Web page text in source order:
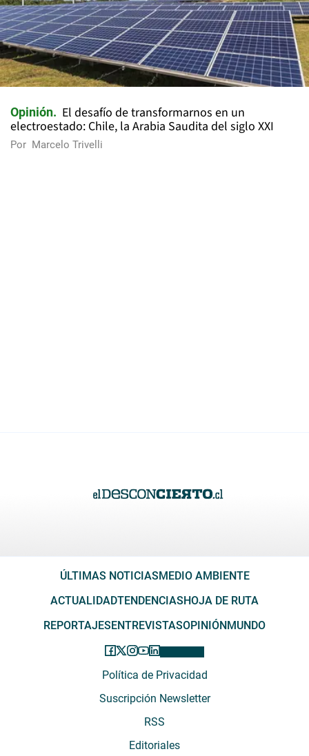
Opinión
El desafío de transformarnos en un
electroestado: Chile, la Arabia Saudita del siglo XXI
Por Marcelo Trivelli
ÚLTIMAS NOTICIASMEDIO AMBIENTE
ACTUALIDADTENDENCIASHOJA DE RUTA
REPORTAJESENTREVISTASOPINIÓNMUNDO
Política de Privacidad
Suscripción Newsletter
RSS
Editoriales